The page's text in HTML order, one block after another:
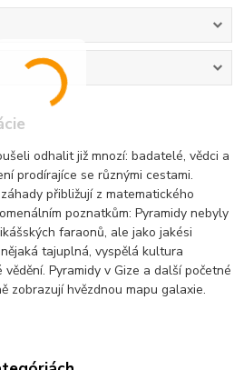
odhalit již mnozí: badatelé, vědci a
prodírajíce se různými cestami.
přibližují z matematického
poznatkům: Pyramidy nebyly
faraonů, ale jako jakési
tajuplná, vyspělá kultura
Pyramidy v Gize a další početné
zobrazují hvězdnou mapu galaxie.